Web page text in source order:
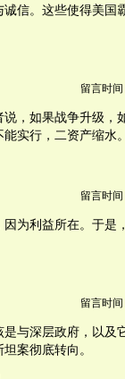
信。这些使得美国
留言时间
，如果战争升级，
实行，二资产缩水
留言时间
为利益所在。于是
留言时间
与深层政府，以及
案彻底转向。